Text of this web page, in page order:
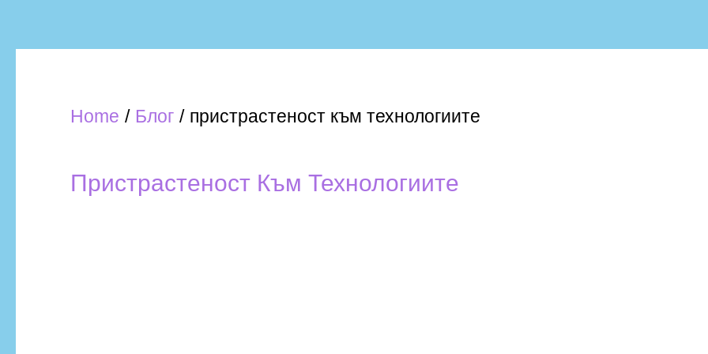
Home Блог пристрастеност към технологиите
Пристрастеност Към Технологиите